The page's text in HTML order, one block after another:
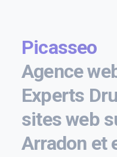
Picasseo
Agence
Experts
sites web
Arradon et